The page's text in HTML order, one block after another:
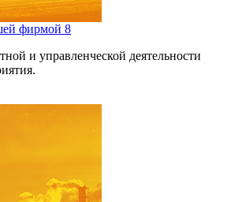
фирмой 8
и управленческой деятельности